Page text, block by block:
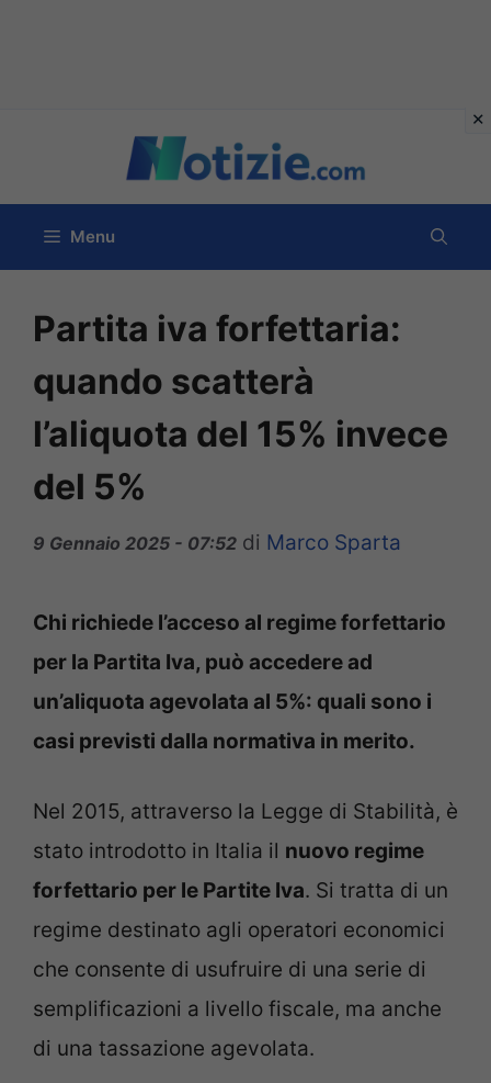
contenuto
Menu
Partita iva forfettaria:
quando scatterà
l’aliquota del 15% invece
del 5%
9 Gennaio 2025 - 07:52 di Marco Sparta
Chi richiede l’acceso al regime forfettario
per la Partita Iva, può accedere ad
un’aliquota agevolata al 5%: quali sono i
casi previsti dalla normativa in merito.
Nel 2015, attraverso la Legge di Stabilità, è
stato introdotto in Italia il nuovo regime
forfettario per le Partite Iva. Si tratta di un
regime destinato agli operatori economici
che consente di usufruire di una serie di
semplificazioni a livello fiscale, ma anche
di una tassazione agevolata.